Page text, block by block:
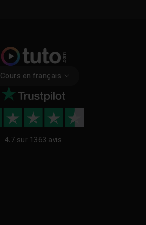
Cours en français
4.7 sur 1363 avis